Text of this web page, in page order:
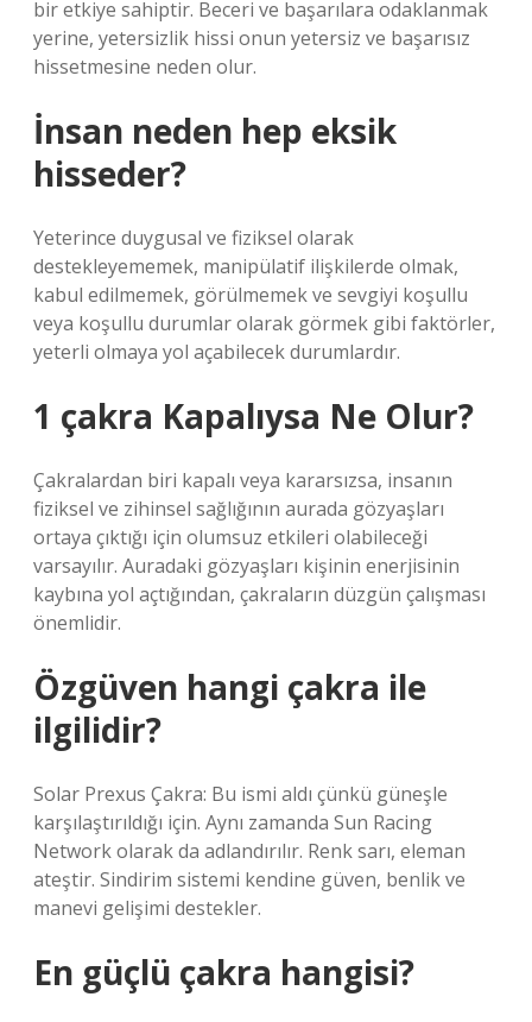
bir etkiye sahiptir. Beceri ve başarılara odaklanmak
yerine, yetersizlik hissi onun yetersiz ve başarısız
hissetmesine neden olur.
İnsan neden hep eksik
hisseder?
Yeterince duygusal ve fiziksel olarak
destekleyememek, manipülatif ilişkilerde olmak,
kabul edilmemek, görülmemek ve sevgiyi koşullu
veya koşullu durumlar olarak görmek gibi faktörler,
yeterli olmaya yol açabilecek durumlardır.
1 çakra Kapalıysa Ne Olur?
Çakralardan biri kapalı veya kararsızsa, insanın
fiziksel ve zihinsel sağlığının aurada gözyaşları
ortaya çıktığı için olumsuz etkileri olabileceği
varsayılır. Auradaki gözyaşları kişinin enerjisinin
kaybına yol açtığından, çakraların düzgün çalışması
önemlidir.
Özgüven hangi çakra ile
ilgilidir?
Solar Prexus Çakra: Bu ismi aldı çünkü güneşle
karşılaştırıldığı için. Aynı zamanda Sun Racing
Network olarak da adlandırılır. Renk sarı, eleman
ateştir. Sindirim sistemi kendine güven, benlik ve
manevi gelişimi destekler.
En güçlü çakra hangisi?